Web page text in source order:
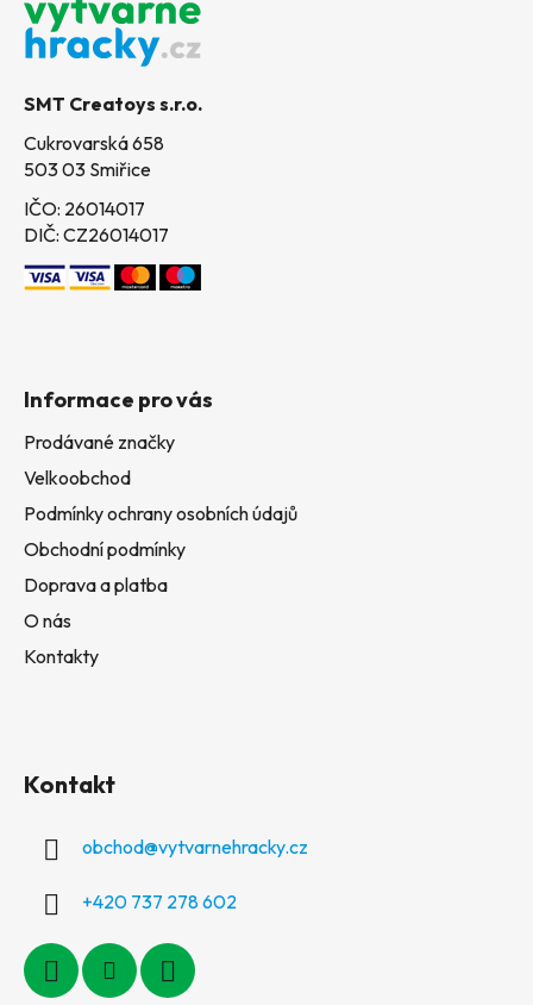
SMT Creatoys s.r.o.
Cukrovarská 658
503 03 Smiřice
IČO: 26014017
DIČ: CZ26014017
Informace pro vás
Prodávané značky
Velkoobchod
Podmínky ochrany osobních údajů
Obchodní podmínky
Doprava a platba
O nás
Kontakty
Kontakt
obchod@vytvarnehracky.cz
+420 737 278 602